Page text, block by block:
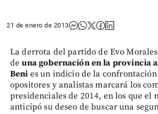
21 de enero de 2013
La derrota del partido de Evo
deuna gobernación en la provincia
Beni es un indicio de la confrontación
opositores y analistas marcará los
presidenciales de 2014, en los que el
anticipó su deseo de buscar una